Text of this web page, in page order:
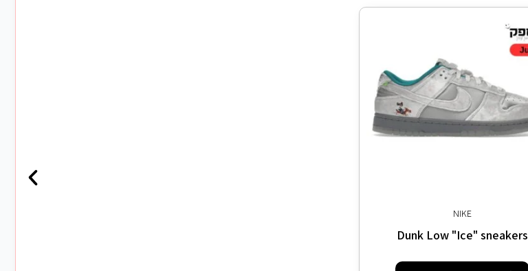
NIKE
Dunk Low "Ice" sneakers